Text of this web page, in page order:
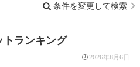
条件を変更して検索
トランキング
2026年8月6日